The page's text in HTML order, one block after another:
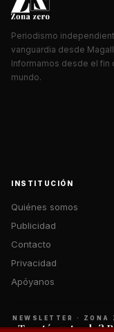
Periodismo
vanguardia desde
Informamos desde el fin
mundo.
INSTITUCIÓN
Quiénes somos
Publicidad
Contacto
Privacidad
Apóyanos
NEWSLETTER · ZONA
¿Te está gustando?